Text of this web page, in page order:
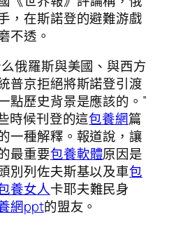
，在斯諾登的避難游戲
不透。
俄羅斯與美國、與西方
普京拒絕將斯諾登引渡
點歷史背景是應該的。”
時候刊登的這包養網篇
一種解釋。報道說，讓
最重要包養軟體原因是
別列佐夫斯基以及車包
養女人卡耶夫難民身
網ppt的盟友。